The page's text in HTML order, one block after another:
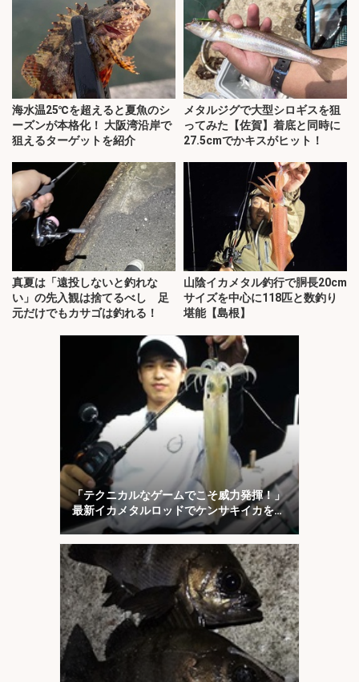
海水温25℃を超えると夏魚のシ
ーズンが本格化！ 大阪湾沿岸で
狙えるターゲットを紹介
メタルジグで大型シロギスを狙
ってみた【佐賀】着底と同時に
27.5cmでかキスがヒット！
真夏は「遠投しないと釣れな
い」の先入観は捨てるべし 足
元だけでもカサゴは釣れる！
山陰イカメタル釣行で胴長20cm
サイズを中心に118匹と数釣り
堪能【島根】
「テクニカルなゲームでこそ威力発揮！」
最新イカメタルロッドでケンサキイカを攻
略【福井】